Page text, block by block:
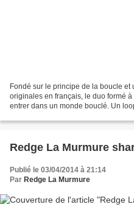
Fondé sur le principe de la boucle
originales en français, le duo formé
entrer dans un monde bouclé. Un
Redge La Murmure
Publié le 03/04/2014 à 21:14
Par Redge La Murmure